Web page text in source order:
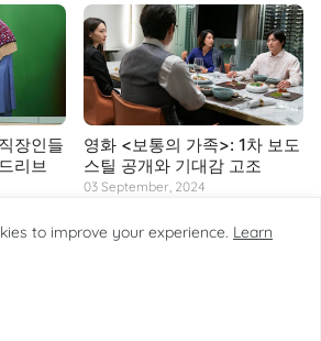
장인들
리브
영화 <보통의 가족>: 1차 보도
스틸 공개와 기대감 고조
03 September, 2024
to improve your experience. Learn